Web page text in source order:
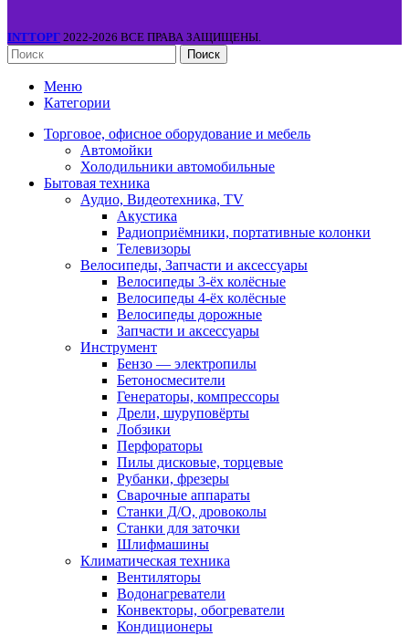
INTТОРГ 2022-2026 ВСЕ ПРАВА ЗАЩИЩЕНЫ.
Поиск
Меню
Категории
Торговое, офисное оборудование и мебель
Автомойки
Холодильники автомобильные
Бытовая техника
Аудио, Видеотехника, TV
Акустика
Радиоприёмники, портативные колонки
Телевизоры
Велосипеды, Запчасти и аксессуары
Велосипеды 3-ёх колёсные
Велосипеды 4-ёх колёсные
Велосипеды дорожные
Запчасти и аксессуары
Инструмент
Бензо — электропилы
Бетоносмесители
Генераторы, компрессоры
Дрели, шуруповёрты
Лобзики
Перфораторы
Пилы дисковые, торцевые
Рубанки, фрезеры
Сварочные аппараты
Станки Д/О, дровоколы
Станки для заточки
Шлифмашины
Климатическая техника
Вентиляторы
Водонагреватели
Конвекторы, обогреватели
Кондиционеры